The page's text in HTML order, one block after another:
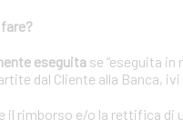
eseguita se “eseguita
dal Cliente alla Banca,
rimborso e/o la rettifica di